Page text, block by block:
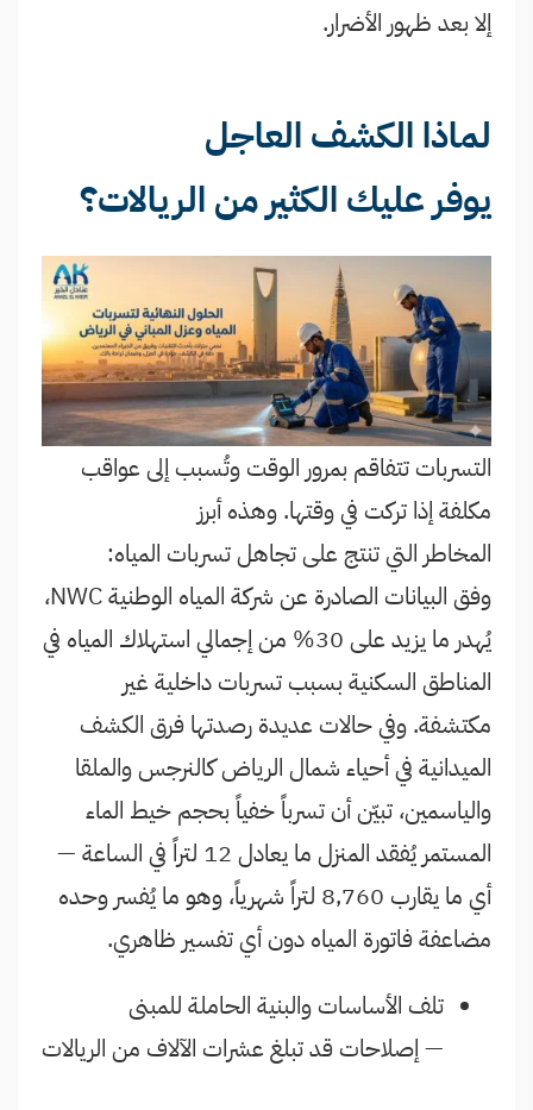
إلا بعد ظهور الأضرار.
لماذا الكشف العاجل
يوفر عليك الكثير من الريالات؟
التسربات تتفاقم بمرور الوقت وتُسبب إلى عواقب
مكلفة إذا تركت في وقتها. وهذه أبرز
المخاطر التي تنتج على تجاهل تسربات المياه:
وفق البيانات الصادرة عن شركة المياه الوطنية NWC،
يُهدر ما يزيد على 30% من إجمالي استهلاك المياه في
المناطق السكنية بسبب تسربات داخلية غير
مكتشفة. وفي حالات عديدة رصدتها فرق الكشف
الميدانية في أحياء شمال الرياض كالنرجس والملقا
والياسمين، تبيّن أن تسرباً خفياً بحجم خيط الماء
المستمر يُفقد المنزل ما يعادل 12 لتراً في الساعة —
أي ما يقارب 8,760 لتراً شهرياً، وهو ما يُفسر وحده
مضاعفة فاتورة المياه دون أي تفسير ظاهري.
تلف الأساسات والبنية الحاملة للمبنى
— إصلاحات قد تبلغ عشرات الآلاف من الريالات